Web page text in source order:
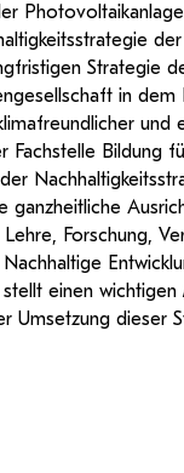
Strategie
in dem
und
Fachstelle Bildung
ganzheitliche
Forschung,
einen
Umsetzung dieser